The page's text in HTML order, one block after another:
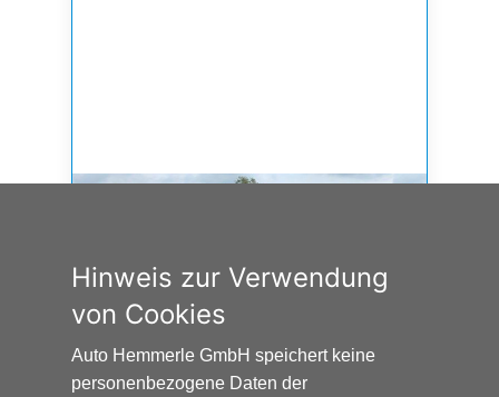
Hinweis zur Verwendung
von Cookies
Auto Hemmerle GmbH speichert keine
personenbezogene Daten der